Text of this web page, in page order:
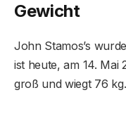
Gewicht
John Stamos’s
ist heute, am 14. Mai
groß und wiegt 76 kg.